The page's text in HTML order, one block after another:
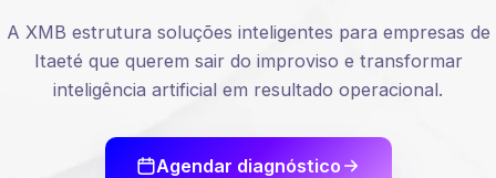
A XMB estrutura soluções inteligentes para empresas de
Itaeté que querem sair do improviso e transformar
inteligência artificial em resultado operacional.
Agendar diagnóstico